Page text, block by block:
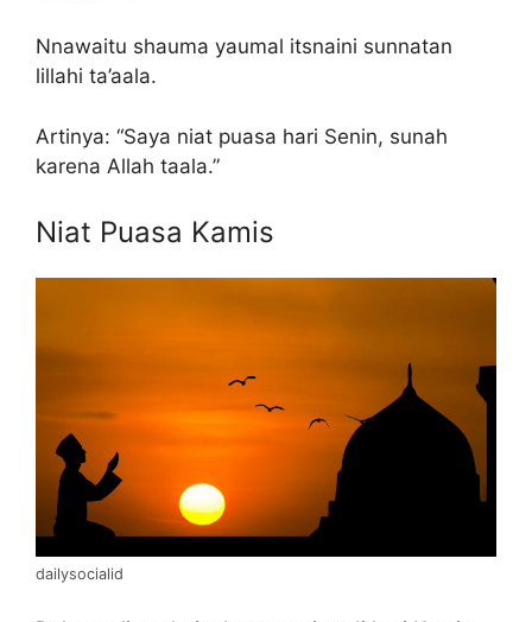
Nnawaitu shauma yaumal itsnaini sunnatan
lillahi ta’aala.
Artinya: “Saya niat puasa hari Senin, sunah
karena Allah taala.”
Niat Puasa Kamis
dailysocialid